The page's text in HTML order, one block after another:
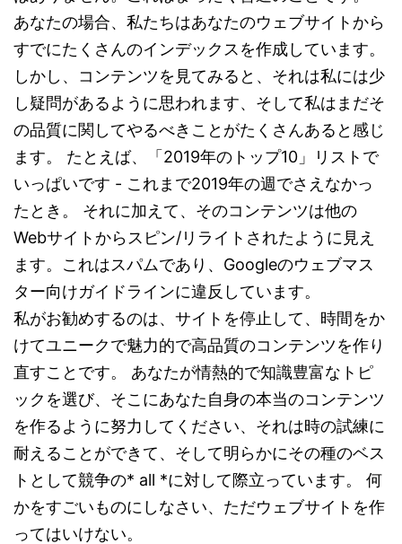
あなたの場合、私たちはあなたのウェブサイトから
すでにたくさんのインデックスを作成しています。
しかし、コンテンツを見てみると、それは私には少
し疑問があるように思われます、そして私はまだそ
の品質に関してやるべきことがたくさんあると感じ
ます。 たとえば、「2019年のトップ10」リストで
いっぱいです - これまで2019年の週でさえなかっ
たとき。 それに加えて、そのコンテンツは他の
Webサイトからスピン/リライトされたように見え
ます。これはスパムであり、Googleのウェブマス
ター向けガイドラインに違反しています。
私がお勧めするのは、サイトを停止して、時間をか
けてユニークで魅力的で高品質のコンテンツを作り
直すことです。 あなたが情熱的で知識豊富なトピ
ックを選び、そこにあなた自身の本当のコンテンツ
を作るように努力してください、それは時の試練に
耐えることができて、そして明らかにその種のベス
トとして競争の* all *に対して際立っています。 何
かをすごいものにしなさい、ただウェブサイトを作
ってはいけない。